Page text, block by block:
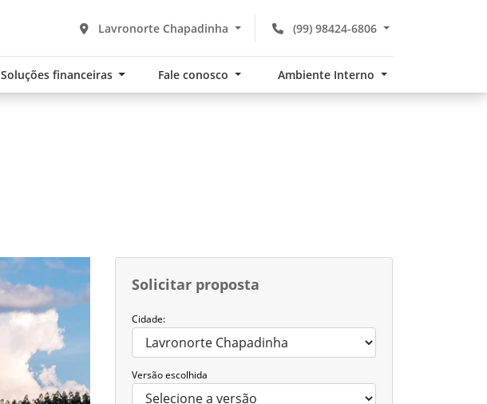
(99) 98424-6806
Lavronorte Chapadinha
Soluções financeiras Fale conosco Ambiente Interno
Solicitar proposta
Cidade:
Versão escolhida